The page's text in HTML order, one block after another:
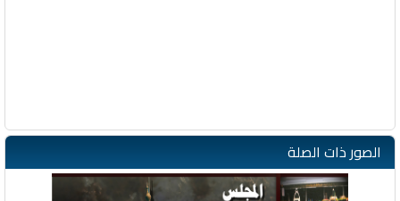
الصور ذات الصلة